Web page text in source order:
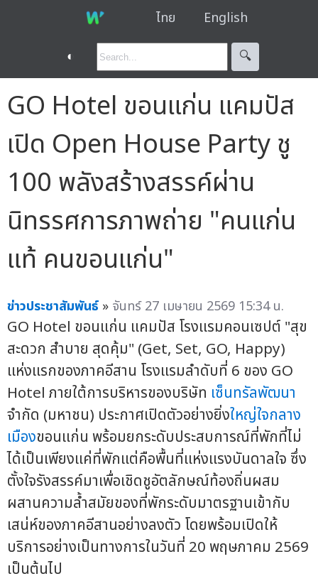
ไทย English
◐ 🔍︎
GO Hotel ขอนแก่น แคมปัส
เปิด Open House Party ชู
100 พลังสร้างสรรค์ผ่าน
นิทรรศการภาพถ่าย "คนแก่น
แท้ คนขอนแก่น"
ข่าวประชาสัมพันธ์ » จันทร์ 27 เมษายน 2569 15:34 น.
GO Hotel ขอนแก่น แคมปัส โรงแรมคอนเซปต์ "สุข
สะดวก สำบาย สุดคุ้ม" (Get, Set, GO, Happy)
แห่งแรกของภาคอีสาน โรงแรมลำดับที่ 6 ของ GO
Hotel ภายใต้การบริหารของบริษัท เซ็นทรัลพัฒนา
จำกัด (มหาชน) ประกาศเปิดตัวอย่างยิ่งใหญ่ใจกลาง
เมืองขอนแก่น พร้อมยกระดับประสบการณ์ที่พักที่ไม่
ได้เป็นเพียงแค่ที่พักแต่คือพื้นที่แห่งแรงบันดาลใจ ซึ่ง
ตั้งใจรังสรรค์มาเพื่อเชิดชูอัตลักษณ์ท้องถิ่นผสม
ผสานความล้ำสมัยของที่พักระดับมาตรฐานเข้ากับ
เสน่ห์ของภาคอีสานอย่างลงตัว โดยพร้อมเปิดให้
บริการอย่างเป็นทางการในวันที่ 20 พฤษภาคม 2569
เป็นต้นไป